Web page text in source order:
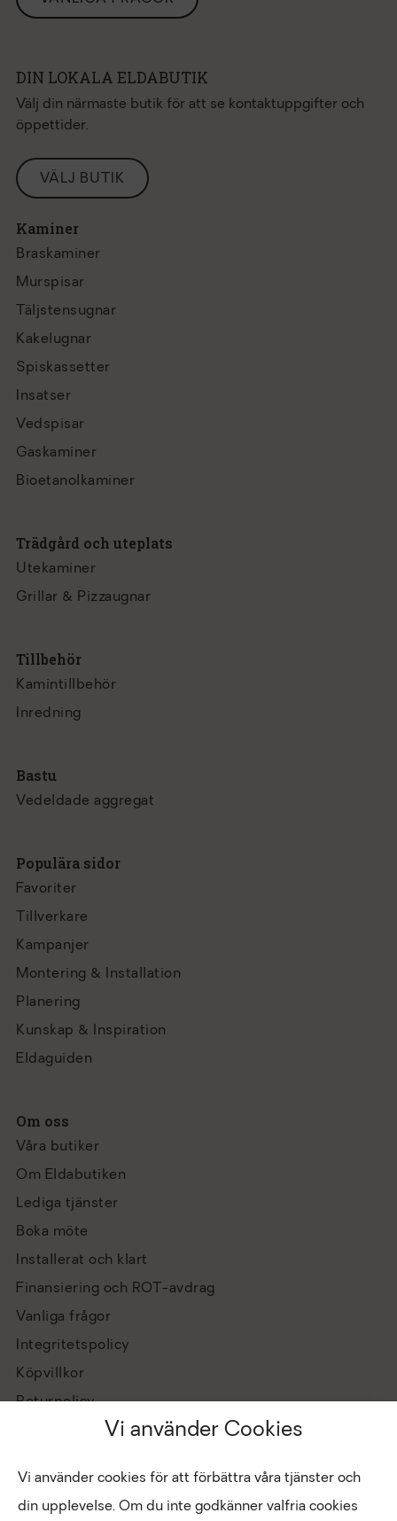
Vi använder Cookies
Vi använder cookies för att förbättra våra tjänster och
din upplevelse. Om du inte godkänner valfria cookies
DIN LOKALA ELDABUTIK
Välj din närmaste butik för att se kontaktuppgifter och
öppettider.
VÄLJ BUTIK
Kaminer
Braskaminer
Murspisar
Täljstensugnar
Kakelugnar
Spiskassetter
Insatser
Vedspisar
Gaskaminer
Bioetanolkaminer
Trädgård och uteplats
Utekaminer
Grillar & Pizzaugnar
Tillbehör
Kamintillbehör
Inredning
Bastu
Vedeldade aggregat
Populära sidor
Favoriter
Tillverkare
Kampanjer
Montering & Installation
Planering
Kunskap & Inspiration
Eldaguiden
Om oss
Våra butiker
Om Eldabutiken
Lediga tjänster
Boka möte
Installerat och klart
Finansiering och ROT-avdrag
Vanliga frågor
Integritetspolicy
Köpvillkor
Returpolicy